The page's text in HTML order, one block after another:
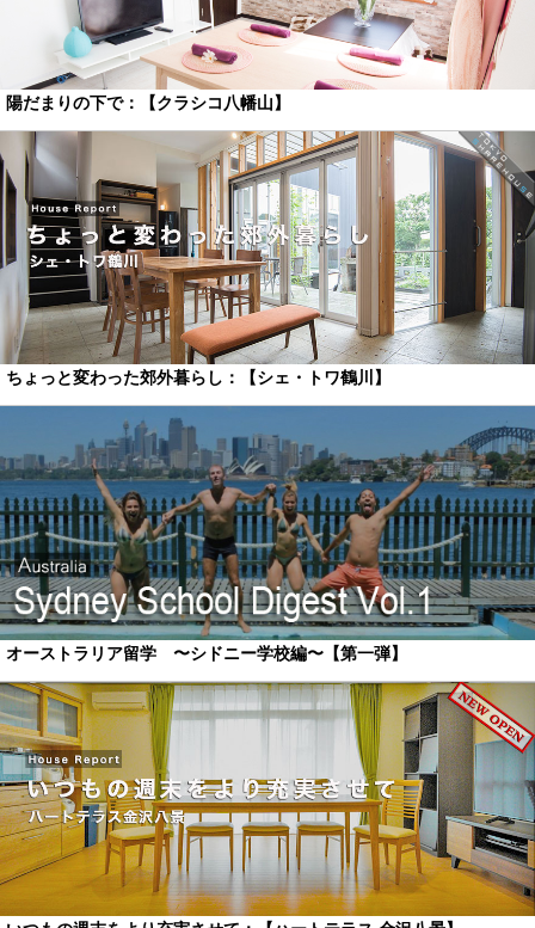
陽だまりの下で：【クラシコ八幡山】
ちょっと変わった郊外暮らし：【シェ・トワ鶴川】
オーストラリア留学 〜シドニー学校編〜【第一弾】